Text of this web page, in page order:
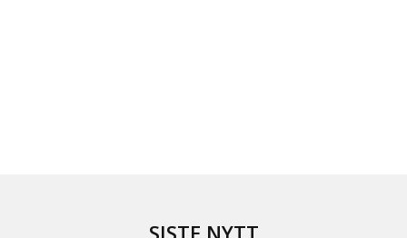
SISTE NYTT